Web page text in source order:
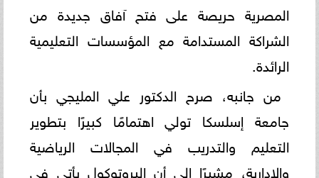
المصرية حريصة على فتح آفاق جديدة من
الشراكة المستدامة مع المؤسسات التعليمية
الرائدة.
من جانبه، صرح الدكتور علي المليجي بأن
جامعة إسلسكا تولي اهتمامًا كبيرًا بتطوير
التعليم والتدريب في المجالات الرياضية
والإدارية، مشيرًا إلى أن البروتوكول يأتي في